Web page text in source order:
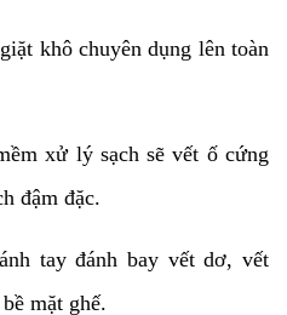
khô chuyên dụng lên toàn
xử lý sạch sẽ vết ố cứng
đậm đặc.
tay đánh bay vết dơ, vết
mặt ghế.